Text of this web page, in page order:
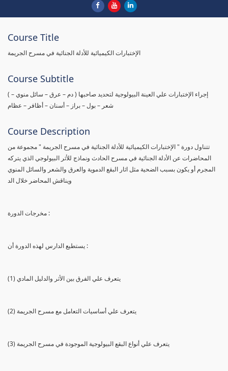
Course Title
الإختبارات الكيميائية للأدلة الجنائية في مسرح الجريمة
Course Subtitle
( إجراء الإختبارات علي العينة البيولوجية لتحديد صاحبها ( دم – عرق – سائل منوي –
شعر – بول – براز – أسنان – أظافر – عظام
Course Description
تتناول دورة " الإختبارات الكيميائية للأدلة الجنائية في مسرح الجريمة " مجموعة من
المحاضرات عن الأدلة الجنائية في مسرح الحادث ونماذج للأثر البيولوجي الذي يتركه
المجرم أو يكون بسبب الضحية مثل اثار البقع الدموية والعرق والشعر والسائل المنوي
ويناقش المحاضر خلال الد
مخرجات الدورة :
يستطيع الدارس لهذه الدورة أن :
(1) يتعرف علي الفرق بين الأثر والدليل المادي
(2) يتعرف علي أساسيات التعامل مع مسرح الجريمة
(3) يتعرف علي أنواع البقع البيولوجية الموجودة في مسرح الجريمة